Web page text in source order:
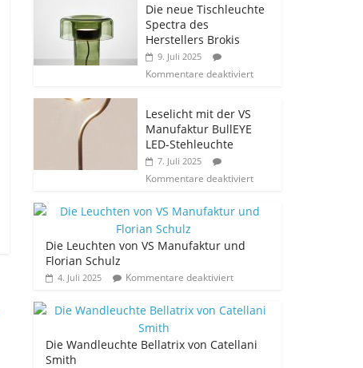
Die neue Tischleuchte
Spectra des
Herstellers Brokis
9. Juli 2025
Kommentare deaktiviert
Leselicht mit der VS
Manufaktur BullEYE
LED-Stehleuchte
7. Juli 2025
Kommentare deaktiviert
Die Leuchten von VS Manufaktur und
Florian Schulz
4. Juli 2025 Kommentare deaktiviert
Die Wandleuchte Bellatrix von Catellani
Smith